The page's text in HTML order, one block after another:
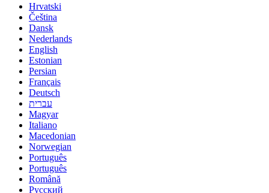
Hrvatski
Čeština
Dansk
Nederlands
English
Estonian
Persian
Français
Deutsch
עברית
Magyar
Italiano
Macedonian
Norwegian
Português
Português
Română
Русский